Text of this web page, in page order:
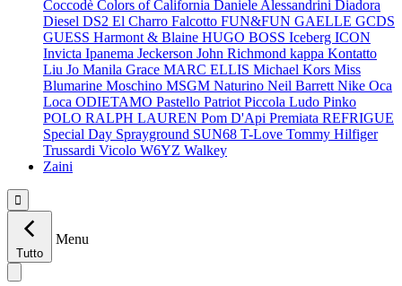
Coccodè Colors of California Daniele Alessandrini Diadora
Diesel DS2 El Charro Falcotto FUN&FUN GAELLE GCDS
GUESS Harmont & Blaine HUGO BOSS Iceberg ICON
Invicta Ipanema Jeckerson John Richmond kappa Kontatto
Liu Jo Manila Grace MARC ELLIS Michael Kors Miss
Blumarine Moschino MSGM Naturino Neil Barrett Nike Oca
Loca ODIETAMO Pastello Patriot Piccola Ludo Pinko
POLO RALPH LAUREN Pom D'Api Premiata REFRIGUE
Special Day Sprayground SUN68 T-Love Tommy Hilfiger
Trussardi Vicolo W6YZ Walkey
Zaini

Tutto
Menu